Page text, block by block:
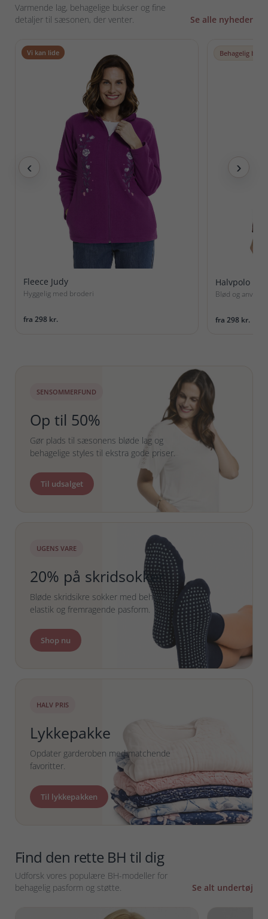
Varmende lag, behagelige bukser og fine
detaljer til sæsonen, der venter.
Se alle nyheder
‹
Vi kan lide
Fleece Judy
Hyggelig med broderi
fra 298 kr.
Behagelig basis
Halvpolo
Blød og
fra 298 kr.
›
SENSOMMERFUND
Op til 50%
Gør plads til sæsonens bløde lag og
behagelige styles til ekstra gode priser.
Til udsalget
UGENS VARE
20% på skridsokker
Bløde skridsikre sokker med behagelig
elastik og fremragende pasform.
Shop nu
HALV PRIS
Lykkepakke
Opdater garderoben med matchende
favoritter.
Til lykkepakken
Find den rette BH til dig
Udforsk vores populære BH-modeller for
behagelig pasform og støtte.
Se alt undertøj